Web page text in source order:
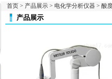
首页 > 产品展示 > 电化学分析仪器 > 酸
产品展示